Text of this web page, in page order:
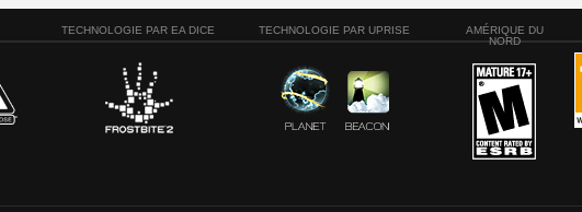
TECHNOLOGIE PAR EA DICE TECHNOLOGIE PAR UPRISE
AMÉRIQUE DU
NORD